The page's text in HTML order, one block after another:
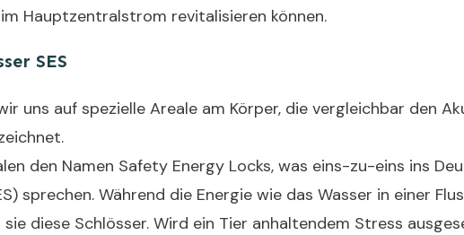
Hauptzentralstrom revitalisieren können.
SES
uns auf spezielle Areale am Körper, die vergleichbar den
den Namen Safety Energy Locks, was eins-zu-eins ins
sprechen. Während die Energie wie das Wasser in einer
diese Schlösser. Wird ein Tier anhaltendem Stress